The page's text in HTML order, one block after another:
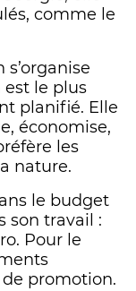
comme le
est le plus
planifié. Elle
économise,
les
nature.
le budget
son travail :
Pour le
promotion.